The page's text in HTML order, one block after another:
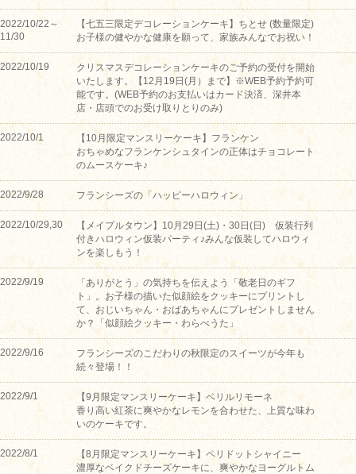
2022/10/22～
11/30
【七五三限定デコレーションケーキ】ちとせ (数量限定)
お子様の健やかな健康を願って、家族みんなでお祝い！
2022/10/19
クリスマスデコレーションケーキのご予約の受付を開始
いたします。【12月19日(月）まで】※WEB予約予約可
能です。(WEB予約のお支払いはカード決済、深井本
店・店頭でのお受け取りとりのみ)
2022/10/1
【10月限定マンスリーケーキ】フランケン
おちゃめなフランケンシュタインの正体はチョコレート
のムースケーキ♪
2022/9/28 フランシーズの「ハッピーハロウィン」
2022/10/29,30
【メイプルタウン】10月29日(土)・30日(日) 仮装行列
付きハロウィン仮装パーティ♪みんな仮装してハロウィ
ンを楽しもう！
2022/9/19
「ありがとう」の気持ちを伝えよう「敬老日のギフ
ト」。お子様の描いた似顔絵をクッキーにプリントし
て、おじいちゃん・おばあちゃんにプレゼントしません
か？「似顔絵クッキー・わらべうた」
2022/9/16
フランシーズのこだわりの秋限定のスイーツが今年も
続々登場！！
2022/9/1
【9月限定マンスリーケーキ】ベリルリモーネ
香り高い紅茶に爽やかなレモンを合わせた、上質な味わ
いのケーキです。
2022/8/1
【8月限定マンスリーケーキ】ペリドットシャイニー
濃厚なベイクドチーズケーキに、爽やかなヨーグルトム